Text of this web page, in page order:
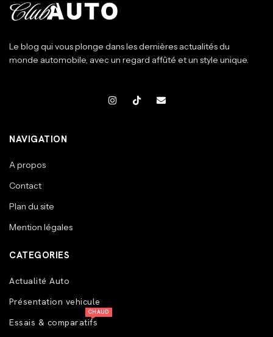
Le blog qui vous plonge dans les dernières actualités du
monde automobile, avec un regard affûté et un style unique.
NAVIGATION
A propos
Contact
Plan du site
Mention légales
CATEGORIES
Actualité Auto
Présentation vehicule
Essais & comparatifs
CHAUD